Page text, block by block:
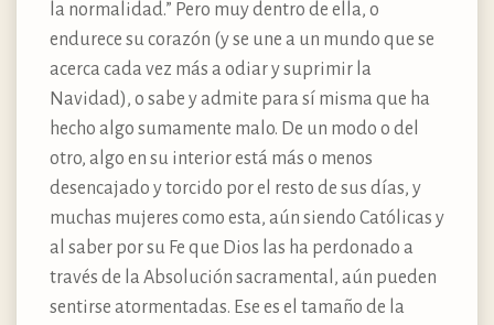
la normalidad.” Pero muy dentro de ella, o
endurece su corazón (y se une a un mundo que se
acerca cada vez más a odiar y suprimir la
Navidad), o sabe y admite para sí misma que ha
hecho algo sumamente malo. De un modo o del
otro, algo en su interior está más o menos
desencajado y torcido por el resto de sus días, y
muchas mujeres como esta, aún siendo Católicas y
al saber por su Fe que Dios las ha perdonado a
través de la Absolución sacramental, aún pueden
sentirse atormentadas. Ese es el tamaño de la